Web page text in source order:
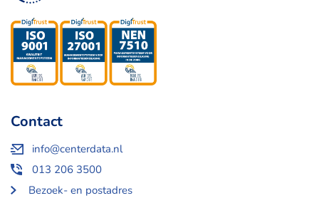
Contact
info@centerdata.nl
013 206 3500
Bezoek- en postadres